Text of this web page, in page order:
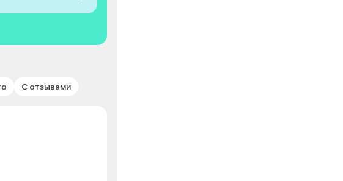
С отзывами